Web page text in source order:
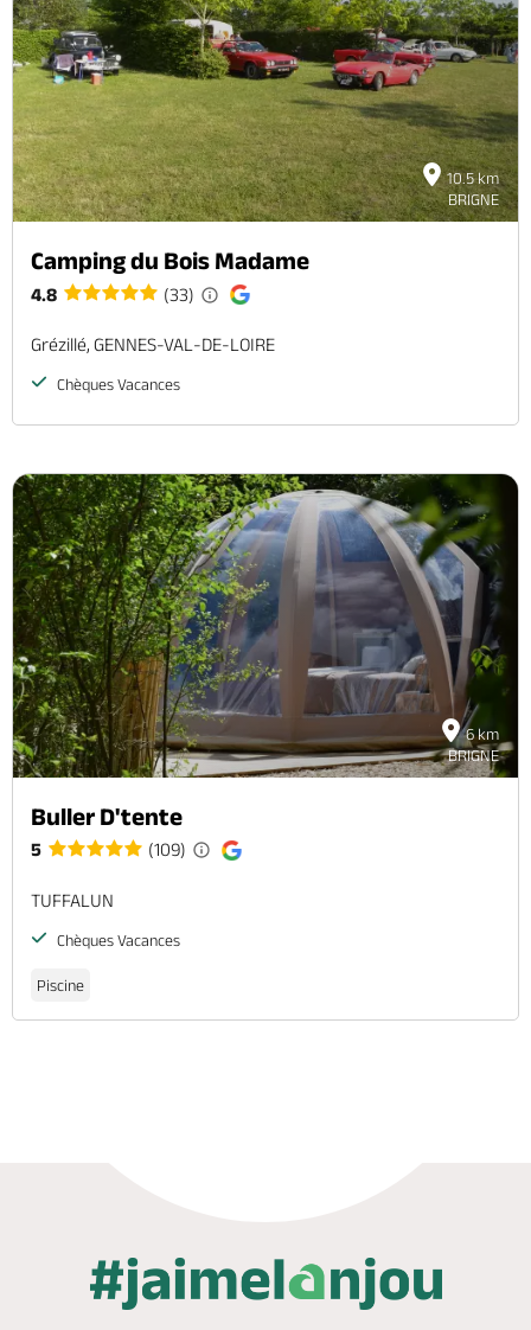
10.5 km
BRIGNE
Camping du Bois Madame
4.8 (33)
Grézillé, GENNES-VAL-DE-LOIRE
Chèques Vacances
6 km
BRIGNE
Buller D'tente
5 (109)
TUFFALUN
Chèques Vacances
Piscine